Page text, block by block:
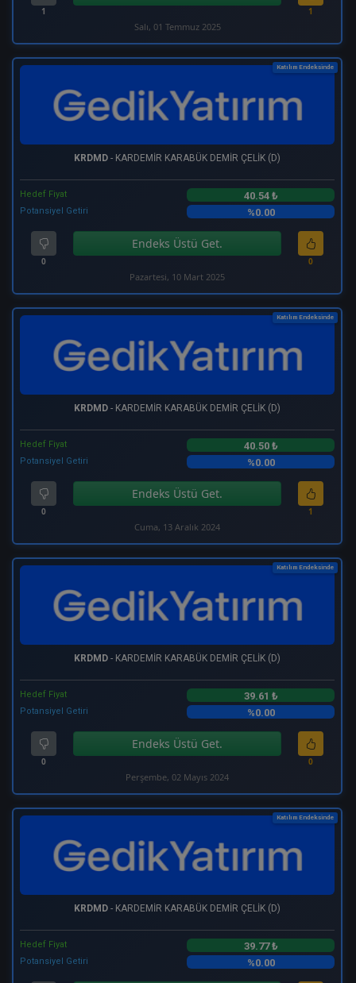
1 1
Salı, 01 Temmuz 2025
Katılım Endeksinde
KRDMD - KARDEMİR KARABÜK DEMİR ÇELİK (D)
Hedef Fiyat 40.54 ₺
Potansiyel Getiri %0.00
0
Endeks Üstü Get.
0
Pazartesi, 10 Mart 2025
Katılım Endeksinde
KRDMD - KARDEMİR KARABÜK DEMİR ÇELİK (D)
Hedef Fiyat 40.50 ₺
Potansiyel Getiri %0.00
0
Endeks Üstü Get.
1
Cuma, 13 Aralık 2024
Katılım Endeksinde
KRDMD - KARDEMİR KARABÜK DEMİR ÇELİK (D)
Hedef Fiyat 39.61 ₺
Potansiyel Getiri %0.00
0
Endeks Üstü Get.
0
Perşembe, 02 Mayıs 2024
Katılım Endeksinde
KRDMD - KARDEMİR KARABÜK DEMİR ÇELİK (D)
Hedef Fiyat 39.77 ₺
Potansiyel Getiri %0.00